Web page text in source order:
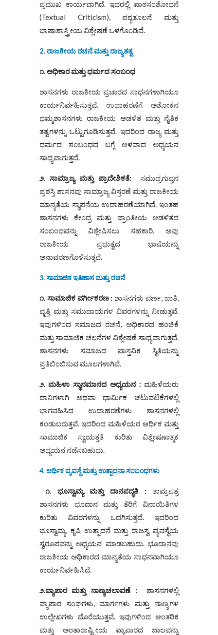
ಪ್ರಮುಖ ಕಾರ್ಯವಾಗಿದೆ. ಇದರಲ್ಲಿ ಪಾಠಸಂಶೋಧನೆ
(Textual Criticism), ಪಠ್ಯತೂಲನೆ ಮತ್ತು
ಭಾಷಾಶಾಸ್ತ್ರೀಯ ವಿಶ್ಲೇಷಣೆ ಒಳಗೊಂಡಿವೆ.
2. ರಾಜಕೀಯ ರಚನೆ ಮತ್ತು ರಾಜ್ಯತತ್ವ
೧. ಅಧಿಕಾರ ಮತ್ತು ಧರ್ಮದ ಸಂಬಂಧ
ಶಾಸನಗಳು ರಾಜಕೀಯ ಪ್ರಚಾರದ ಸಾಧನಗಳಾಗಿಯೂ
ಕಾರ್ಯನಿರ್ವಹಿಸುತ್ತವೆ. ಉದಾಹರಣೆಗೆಅಶೋಕನ
ಧಮ್ಮಶಾಸನಗಳು ರಾಜಕೀಯ ಆಡಳಿತ ಮತ್ತು ನೈತಿಕ
ತತ್ವಗಳನ್ನು ಒಟ್ಟುಗೂಡಿಸುತ್ತವೆ. ಇದರಿಂದ ರಾಜ್ಯ ಮತ್ತು
ಧರ್ಮದ ಸಂಬಂಧದ ಬಗ್ಗೆ ಆಳವಾದ ಅಧ್ಯಯನ
ಸಾಧ್ಯವಾಗುತ್ತದೆ.
೨. ಸಾಮ್ರಾಜ್ಯ ಮತ್ತು ಪ್ರಾದೇಶಿಕತೆ: ಸಮುದ್ರಗುಪ್ತನ
ಪ್ರಶಸ್ತಿ ಶಾಸನವು ಸಾಮ್ರಾಜ್ಯ ವಿಸ್ತರಣೆ ಮತ್ತು ರಾಜಕೀಯ
ಮಾನ್ಯತೆಯ ಸ್ಥಾಪನೆಯ ಉದಾಹರಣೆಯಾಗಿದೆ. ಇಂತಹ
ಶಾಸನಗಳು ಕೇಂದ್ರ ಮತ್ತು ಪ್ರಾಂತೀಯ ಆಡಳಿತದ
ಸಂಬಂಧವನ್ನು ವಿಶ್ಲೇಷಿಸಲು ಸಹಕಾರಿ. ಅವು
ರಾಜಕೀಯ ಪ್ರಭುತ್ವದ ಭಾಷೆಯನ್ನು
ಅನಾವರಣಗೊಳಿಸುತ್ತವೆ.
3. ಸಾಮಾಜಿಕ ಇತಿಹಾಸ ಮತ್ತು ರಚನೆ
೧. ಸಾಮಾಜಿಕ ವರ್ಗೀಕರಣ : ಶಾಸನಗಳು ವರ್ಣ, ಜಾತಿ,
ವೃತ್ತಿ ಮತ್ತು ಸಮುದಾಯಗಳ ವಿವರಗಳನ್ನು ನೀಡುತ್ತವೆ.
ಇವುಗಳಿಂದ ಸಮಾಜದ ರಚನೆ, ಅಧಿಕಾರದ ಹಂಚಿಕೆ
ಮತ್ತು ಸಾಮಾಜಿಕ ಚಲನೆಗಳ ವಿಶ್ಲೇಷಣೆ ಸಾಧ್ಯವಾಗುತ್ತದೆ.
ಶಾಸನಗಳು ಸಮಾಜದ ವಾಸ್ತವಿಕ ಸ್ಥಿತಿಯನ್ನು
ಪ್ರತಿಬಿಂಬಿಸುವ ಮೂಲಗಳಾಗಿವೆ.
೨. ಮಹಿಳಾ ಸ್ಥಾನಮಾನದ ಅಧ್ಯಯನ : ಮಹಿಳೆಯರು
ದಾನಿಗಳಾಗಿ ಅಥವಾ ಧಾರ್ಮಿಕ ಚಟುವಟಿಕೆಗಳಲ್ಲಿ
ಭಾಗವಹಿಸಿದ ಉದಾಹರಣೆಗಳು ಶಾಸನಗಳಲ್ಲಿ
ಕಂಡುಬರುತ್ತವೆ. ಇದರಿಂದ ಮಹಿಳೆಯರ ಆರ್ಥಿಕ ಮತ್ತು
ಸಾಮಾಜಿಕ ಸ್ವಾಯತ್ತತೆ ಕುರಿತು ವಿಶ್ಲೇಷಣಾತ್ಮಕ
ಅಧ್ಯಯನ ನಡೆಸಬಹುದು.
4. ಆರ್ಥಿಕ ವ್ಯವಸ್ಥೆ ಮತ್ತು ಉತ್ಪಾದನಾ ಸಂಬಂಧಗಳು
೧. ಭೂಸ್ವಾಮ್ಯ ಮತ್ತು ದಾನಪದ್ಧತಿ : ತಾಮ್ರಪತ್ರ
ಶಾಸನಗಳು ಭೂದಾನ ಮತ್ತು ತೆರಿಗೆ ವಿನಾಯಿತಿಗಳ
ಕುರಿತು ವಿವರಗಳನ್ನು ಒದಗಿಸುತ್ತವೆ. ಇದರಿಂದ
ಭೂಸ್ವಾಮ್ಯ, ಕೃಷಿ ಉತ್ಪಾದನೆ ಮತ್ತು ರಾಜಸ್ವ ವ್ಯವಸ್ಥೆಯ
ಸ್ವರೂಪವನ್ನು ಅಧ್ಯಯನ ಮಾಡಬಹುದು. ಭೂದಾನವು
ರಾಜಕೀಯ ಅಧಿಕಾರದ ಮಾನ್ಯತೆಯ ಸಾಧನವಾಗಿಯೂ
ಕಾರ್ಯನಿರ್ವಹಿಸಿದೆ.
೨.ವ್ಯಾಪಾರ ಮತ್ತು ನಾಣ್ಯಚಲಾವಣೆ : ಶಾಸನಗಳಲ್ಲಿ
ವ್ಯಾಪಾರ ಸಂಘಗಳು, ಮಾರ್ಗಗಳು ಮತ್ತು ನಾಣ್ಯಗಳ
ಉಲ್ಲೇಖಗಳು ದೊರೆಯುತ್ತವೆ. ಇವುಗಳಿಂದ ಆಂತರಿಕ
ಮತ್ತು ಅಂತಾರಾಷ್ಟ್ರೀಯ ವ್ಯಾಪಾರದ ಜಾಲವನ್ನು